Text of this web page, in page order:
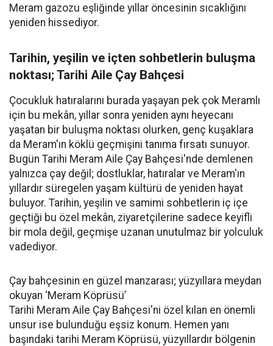
Meram gazozu eşliğinde yıllar öncesinin sıcaklığını
yeniden hissediyor.
Tarihin, yeşilin ve içten sohbetlerin buluşma
noktası; Tarihi Aile Çay Bahçesi
Çocukluk hatıralarını burada yaşayan pek çok Meramlı
için bu mekân, yıllar sonra yeniden aynı heyecanı
yaşatan bir buluşma noktası olurken, genç kuşaklara
da Meram'ın köklü geçmişini tanıma fırsatı sunuyor.
Bugün Tarihi Meram Aile Çay Bahçesi'nde demlenen
yalnızca çay değil; dostluklar, hatıralar ve Meram'ın
yıllardır süregelen yaşam kültürü de yeniden hayat
buluyor. Tarihin, yeşilin ve samimi sohbetlerin iç içe
geçtiği bu özel mekân, ziyaretçilerine sadece keyifli
bir mola değil, geçmişe uzanan unutulmaz bir yolculuk
vadediyor.
Çay bahçesinin en güzel manzarası; yüzyıllara meydan
okuyan ‘Meram Köprüsü’
Tarihi Meram Aile Çay Bahçesi'ni özel kılan en önemli
unsur ise bulunduğu eşsiz konum. Hemen yanı
başındaki tarihi Meram Köprüsü, yüzyıllardır bölgenin